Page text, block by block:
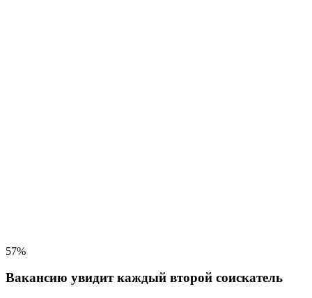
57%
Вакансию увидит каждый второй соискатель